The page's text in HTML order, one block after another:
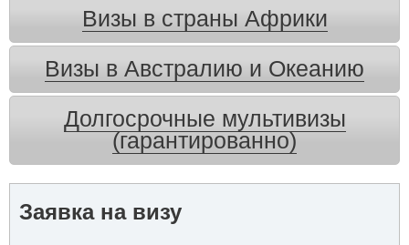
Визы в страны Африки
Визы в Австралию и Океанию
Долгосрочные мультивизы
(гарантированно)
Заявка на визу